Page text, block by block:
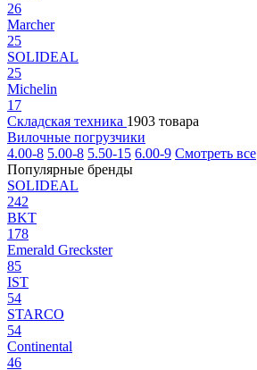
26
Marcher
25
SOLIDEAL
25
Michelin
17
Складская техника 1903 товара
Вилочные погрузчики
4.00-8 5.00-8 5.50-15 6.00-9 Смотреть все
Популярные бренды
SOLIDEAL
242
BKT
178
Emerald Greckster
85
IST
54
STARCO
54
Continental
46